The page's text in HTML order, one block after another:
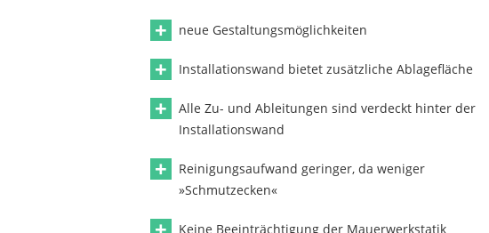
neue Gestaltungsmöglichkeiten
Installationswand bietet zusätzliche Ablagefläche
Alle Zu- und Ableitungen sind verdeckt hinter der
Installationswand
Reinigungsaufwand geringer, da weniger
»Schmutzecken«
Keine Beeinträchtigung der Mauerwerkstatik